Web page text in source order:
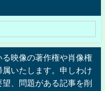
映像の著作権や肖像権
いたします。申しわけ
、問題がある記事を削